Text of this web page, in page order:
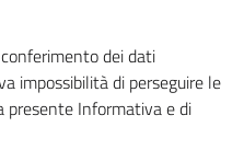
dei dati
impossibilità di perseguire le
Informativa e di